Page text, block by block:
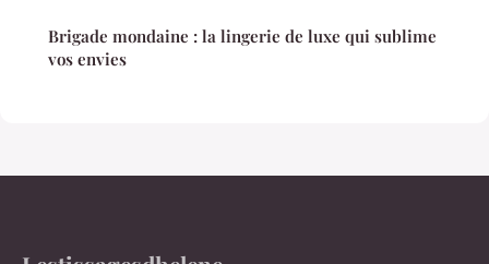
Brigade mondaine : la lingerie de luxe qui sublime
vos envies